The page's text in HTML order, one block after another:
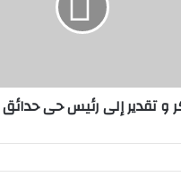
و تقدير إلى رئيس حى حدائق